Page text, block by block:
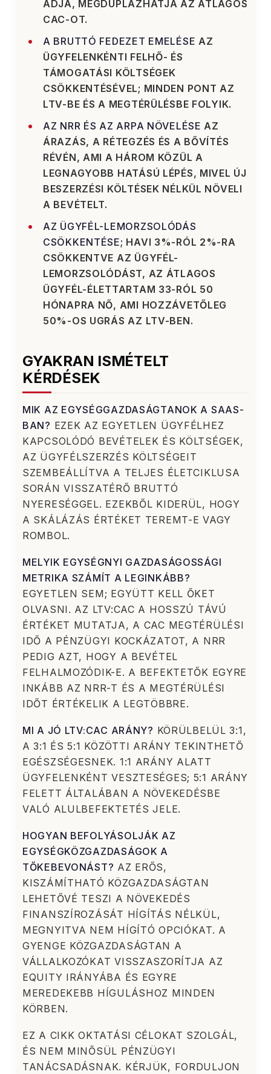
ADJA, MEGDUPLÁZHATJA AZ ÁTLAGOS
CAC-OT.
A BRUTTÓ FEDEZET EMELÉSE AZ
ÜGYFELENKÉNTI FELHŐ- ÉS
TÁMOGATÁSI KÖLTSÉGEK
CSÖKKENTÉSÉVEL; MINDEN PONT AZ
LTV-BE ÉS A MEGTÉRÜLÉSBE FOLYIK.
AZ NRR ÉS AZ ARPA NÖVELÉSE AZ
ÁRAZÁS, A RÉTEGZÉS ÉS A BŐVÍTÉS
RÉVÉN, AMI A HÁROM KÖZÜL A
LEGNAGYOBB HATÁSÚ LÉPÉS, MIVEL ÚJ
BESZERZÉSI KÖLTÉSEK NÉLKÜL NÖVELI
A BEVÉTELT.
AZ ÜGYFÉL-LEMORZSOLÓDÁS
CSÖKKENTÉSE; HAVI 3%-RÓL 2%-RA
CSÖKKENTVE AZ ÜGYFÉL-
LEMORZSOLÓDÁST, AZ ÁTLAGOS
ÜGYFÉL-ÉLETTARTAM 33-RÓL 50
HÓNAPRA NŐ, AMI HOZZÁVETŐLEG
50%-OS UGRÁS AZ LTV-BEN.
GYAKRAN ISMÉTELT
KÉRDÉSEK
MIK AZ EGYSÉGGAZDASÁGTANOK A SAAS-
BAN? EZEK AZ EGYETLEN ÜGYFÉLHEZ
KAPCSOLÓDÓ BEVÉTELEK ÉS KÖLTSÉGEK,
AZ ÜGYFÉLSZERZÉS KÖLTSÉGEIT
SZEMBEÁLLÍTVA A TELJES ÉLETCIKLUSA
SORÁN VISSZATÉRŐ BRUTTÓ
NYERESÉGGEL. EZEKBŐL KIDERÜL, HOGY
A SKÁLÁZÁS ÉRTÉKET TEREMT-E VAGY
ROMBOL.
MELYIK EGYSÉGNYI GAZDASÁGOSSÁGI
METRIKA SZÁMÍT A LEGINKÁBB?
EGYETLEN SEM; EGYÜTT KELL ŐKET
OLVASNI. AZ LTV:CAC A HOSSZÚ TÁVÚ
ÉRTÉKET MUTATJA, A CAC MEGTÉRÜLÉSI
IDŐ A PÉNZÜGYI KOCKÁZATOT, A NRR
PEDIG AZT, HOGY A BEVÉTEL
FELHALMOZÓDIK-E. A BEFEKTETŐK EGYRE
INKÁBB AZ NRR-T ÉS A MEGTÉRÜLÉSI
IDŐT ÉRTÉKELIK A LEGTÖBBRE.
MI A JÓ LTV:CAC ARÁNY? KÖRÜLBELÜL 3:1,
A 3:1 ÉS 5:1 KÖZÖTTI ARÁNY TEKINTHETŐ
EGÉSZSÉGESNEK. 1:1 ARÁNY ALATT
ÜGYFELENKÉNT VESZTESÉGES; 5:1 ARÁNY
FELETT ÁLTALÁBAN A NÖVEKEDÉSBE
VALÓ ALULBEFEKTETÉS JELE.
HOGYAN BEFOLYÁSOLJÁK AZ
EGYSÉGKÖZGAZDASÁGOK A
TŐKEBEVONÁST? AZ ERŐS,
KISZÁMÍTHATÓ KÖZGAZDASÁGTAN
LEHETŐVÉ TESZI A NÖVEKEDÉS
FINANSZÍROZÁSÁT HÍGÍTÁS NÉLKÜL,
MEGNYITVA NEM HÍGÍTÓ OPCIÓKAT. A
GYENGE KÖZGAZDASÁGTAN A
VÁLLALKOZÓKAT VISSZASZORÍTJA AZ
EQUITY IRÁNYÁBA ÉS EGYRE
MEREDEKEBB HÍGULÁSHOZ MINDEN
KÖRBEN.
EZ A CIKK OKTATÁSI CÉLOKAT SZOLGÁL,
ÉS NEM MINŐSÜL PÉNZÜGYI
TANÁCSADÁSNAK. KÉRJÜK, FORDULJON